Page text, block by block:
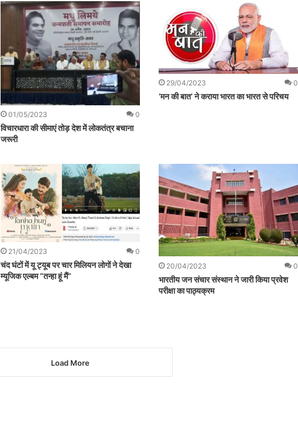
01/05/2023 0
विचारधारा की सीमाएं तोड़ देश में लोकतंत्र बचाना
जरूरी
29/04/2023 0
‘मन की बात’ ने कराया भारत का भारत से परिचय
21/04/2023 0
चंद घंटों में यू ट्यूब पर चार मिलियन लोगों ने देखा
म्यूजिक एल्बम “तन्हा हूं मैं”
20/04/2023 0
भारतीय जन संचार संस्थान ने जारी किया प्रवेश
परीक्षा का पाठ्यक्रम
Load More